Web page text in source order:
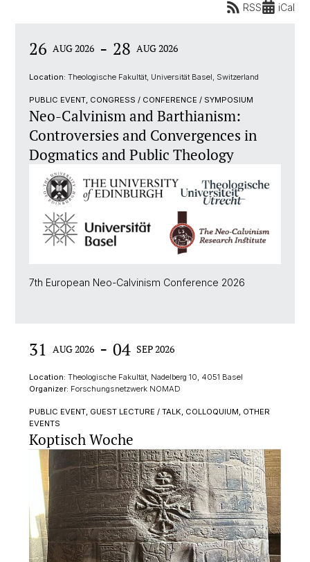
RSS iCal
26 AUG 2026 - 28 AUG 2026
Location: Theologische Fakultät, Universität Basel, Switzerland
PUBLIC EVENT, CONGRESS / CONFERENCE / SYMPOSIUM
Neo-Calvinism and Barthianism:
Controversies and Convergences in
Dogmatics and Public Theology
7th European Neo-Calvinism Conference 2026
31 AUG 2026 - 04 SEP 2026
Location: Theologische Fakultät, Nadelberg 10, 4051 Basel
Organizer: Forschungsnetzwerk NOMAD
PUBLIC EVENT, GUEST LECTURE / TALK, COLLOQUIUM, OTHER
EVENTS
Koptisch Woche